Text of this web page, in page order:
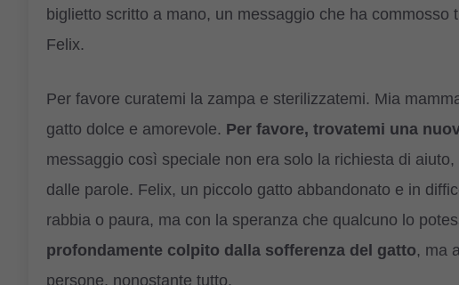
biglietto scritto a mano, un messaggio che ha commosso
Felix.
Per favore curatemi la zampa e sterilizzatemi. Mia
gatto dolce e amorevole. Per favore, trovatemi una
messaggio così speciale non era solo la richiesta di
dalle parole. Felix, un piccolo gatto abbandonato e in
rabbia o paura, ma con la speranza che qualcuno lo
profondamente colpito dalla sofferenza del gatto, ma
persone, nonostante tutto.